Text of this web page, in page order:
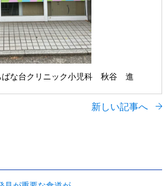
ばな台クリニック小児科 秋谷 進
新しい記事へ